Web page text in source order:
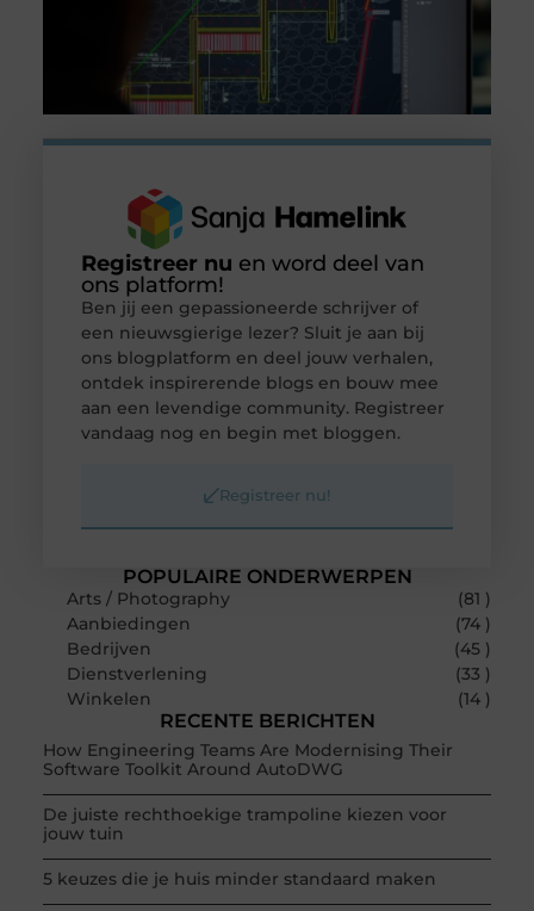
POPULAIRE ONDERWERPEN
Arts / Photography
(81 )
Aanbiedingen
(74 )
Bedrijven
(45 )
Dienstverlening
(33 )
Winkelen
(14 )
RECENTE BERICHTEN
How Engineering Teams Are Modernising Their
Software Toolkit Around AutoDWG
De juiste rechthoekige trampoline kiezen voor
jouw tuin
5 keuzes die je huis minder standaard maken
Registreer nu en word deel van
ons platform!
Ben jij een gepassioneerde schrijver of
een nieuwsgierige lezer? Sluit je aan bij
ons blogplatform en deel jouw verhalen,
ontdek inspirerende blogs en bouw mee
aan een levendige community. Registreer
vandaag nog en begin met bloggen.
Registreer nu!